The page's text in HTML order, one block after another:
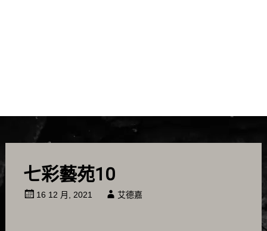
七彩藝苑10
16 12 月, 2021 艾德嘉